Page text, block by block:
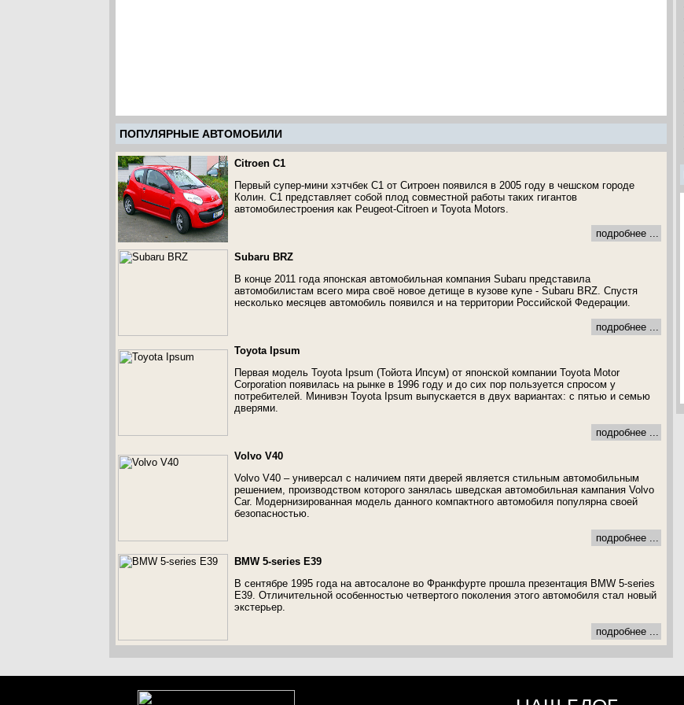
ПОПУЛЯРНЫЕ АВТОМОБИЛИ
Citroen C1
Первый супер-мини хэтчбек C1 от Ситроен появился в 2005 году в чешском городе
Колин. C1 представляет собой плод совместной работы таких гигантов
автомобилестроения как Peugeot-Citroen и Toyota Motors.
подробнее ...
Subaru BRZ
В конце 2011 года японская автомобильная компания Subaru представила
автомобилистам всего мира своё новое детище в кузове купе - Subaru BRZ. Спустя
несколько месяцев автомобиль появился и на территории Российской Федерации.
подробнее ...
Toyota Ipsum
Первая модель Toyota Ipsum (Тойота Ипсум) от японской компании Toyota Motor
Corporation появилась на рынке в 1996 году и до сих пор пользуется спросом у
потребителей. Минивэн Toyota Ipsum выпускается в двух вариантах: с пятью и семью
дверями.
подробнее ...
Volvo V40
Volvo V40 – универсал с наличием пяти дверей является стильным автомобильным
решением, производством которого занялась шведская автомобильная кампания Volvo
Car. Модернизированная модель данного компактного автомобиля популярна своей
безопасностью.
подробнее ...
BMW 5-series E39
В сентябре 1995 года на автосалоне во Франкфурте прошла презентация BMW 5-series
E39. Отличительной особенностью четвертого поколения этого автомобиля стал новый
экстерьер.
подробнее ...